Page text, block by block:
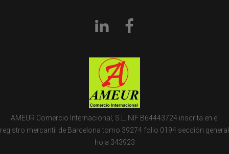
AMEUR Comercio Internacional, S.L. NIF B64443724 inscrita en el
registro mercantil de Barcelona tomo 39274 folio 0194 sección general
hoja 343923